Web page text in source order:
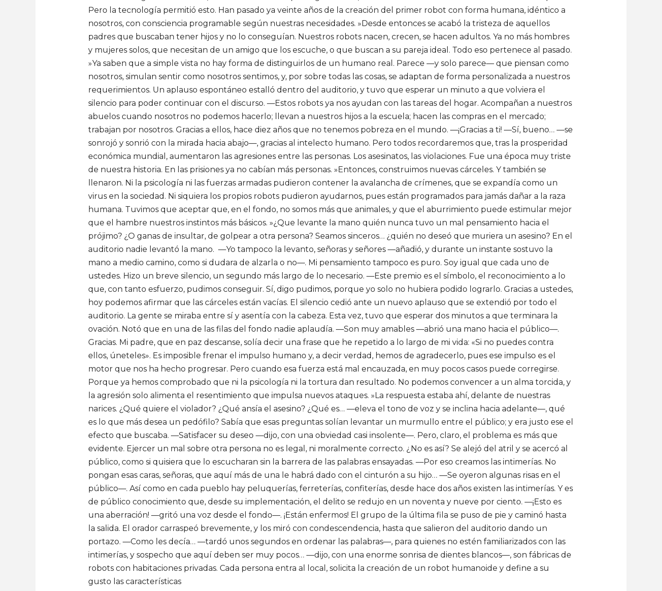
Pero la tecnología permitió esto. Han pasado ya veinte años de la creación del primer robot con forma humana, idéntico a
nosotros, con consciencia programable según nuestras necesidades. »Desde entonces se acabó la tristeza de aquellos
padres que buscaban tener hijos y no lo conseguían. Nuestros robots nacen, crecen, se hacen adultos. Ya no más hombres
y mujeres solos, que necesitan de un amigo que los escuche, o que buscan a su pareja ideal. Todo eso pertenece al pasado.
»Ya saben que a simple vista no hay forma de distinguirlos de un humano real. Parece —y solo parece— que piensan como
nosotros, simulan sentir como nosotros sentimos, y, por sobre todas las cosas, se adaptan de forma personalizada a nuestros
requerimientos. Un aplauso espontáneo estalló dentro del auditorio, y tuvo que esperar un minuto a que volviera el
silencio para poder continuar con el discurso. —Estos robots ya nos ayudan con las tareas del hogar. Acompañan a nuestros
abuelos cuando nosotros no podemos hacerlo; llevan a nuestros hijos a la escuela; hacen las compras en el mercado;
trabajan por nosotros. Gracias a ellos, hace diez años que no tenemos pobreza en el mundo. —¡Gracias a ti! —Sí, bueno… —se
sonrojó y sonrió con la mirada hacia abajo—, gracias al intelecto humano. Pero todos recordaremos que, tras la prosperidad
económica mundial, aumentaron las agresiones entre las personas. Los asesinatos, las violaciones. Fue una época muy triste
de nuestra historia. En las prisiones ya no cabían más personas. »Entonces, construimos nuevas cárceles. Y también se
llenaron. Ni la psicología ni las fuerzas armadas pudieron contener la avalancha de crímenes, que se expandía como un
virus en la sociedad. Ni siquiera los propios robots pudieron ayudarnos, pues están programados para jamás dañar a la raza
humana. Tuvimos que aceptar que, en el fondo, no somos más que animales, y que el aburrimiento puede estimular mejor
que el hambre nuestros instintos más básicos. »¿Que levante la mano quién nunca tuvo un mal pensamiento hacia el
prójimo? ¿O ganas de insultar, de golpear a otra persona? Seamos sinceros… ¿quién no deseó que muriera un asesino? En el
auditorio nadie levantó la mano. —Yo tampoco la levanto, señoras y señores —añadió, y durante un instante sostuvo la
mano a medio camino, como si dudara de alzarla o no—. Mi pensamiento tampoco es puro. Soy igual que cada uno de
ustedes. Hizo un breve silencio, un segundo más largo de lo necesario. —Este premio es el símbolo, el reconocimiento a lo
que, con tanto esfuerzo, pudimos conseguir. Sí, digo pudimos, porque yo solo no hubiera podido lograrlo. Gracias a ustedes,
hoy podemos afirmar que las cárceles están vacías. El silencio cedió ante un nuevo aplauso que se extendió por todo el
auditorio. La gente se miraba entre sí y asentía con la cabeza. Esta vez, tuvo que esperar dos minutos a que terminara la
ovación. Notó que en una de las filas del fondo nadie aplaudía. —Son muy amables —abrió una mano hacia el público—.
Gracias. Mi padre, que en paz descanse, solía decir una frase que he repetido a lo largo de mi vida: «Si no puedes contra
ellos, úneteles». Es imposible frenar el impulso humano y, a decir verdad, hemos de agradecerlo, pues ese impulso es el
motor que nos ha hecho progresar. Pero cuando esa fuerza está mal encauzada, en muy pocos casos puede corregirse.
Porque ya hemos comprobado que ni la psicología ni la tortura dan resultado. No podemos convencer a un alma torcida, y
la agresión solo alimenta el resentimiento que impulsa nuevos ataques. »La respuesta estaba ahí, delante de nuestras
narices. ¿Qué quiere el violador? ¿Qué ansía el asesino? ¿Qué es… —eleva el tono de voz y se inclina hacia adelante—, qué
es lo que más desea un pedófilo? Sabía que esas preguntas solían levantar un murmullo entre el público; y era justo ese el
efecto que buscaba. —Satisfacer su deseo —dijo, con una obviedad casi insolente—. Pero, claro, el problema es más que
evidente. Ejercer un mal sobre otra persona no es legal, ni moralmente correcto. ¿No es así? Se alejó del atril y se acercó al
público, como si quisiera que lo escucharan sin la barrera de las palabras ensayadas. —Por eso creamos las intimerías. No
pongan esas caras, señoras, que aquí más de una le habrá dado con el cinturón a su hijo… —Se oyeron algunas risas en el
público—. Así como en cada pueblo hay peluquerías, ferreterías, confiterías, desde hace dos años existen las intimerías. Y es
de público conocimiento que, desde su implementación, el delito se redujo en un noventa y nueve por ciento. —¡Esto es
una aberración! —gritó una voz desde el fondo—. ¡Están enfermos! El grupo de la última fila se puso de pie y caminó hasta
la salida. El orador carraspeó brevemente, y los miró con condescendencia, hasta que salieron del auditorio dando un
portazo. —Como les decía… —tardó unos segundos en ordenar las palabras—, para quienes no estén familiarizados con las
intimerías, y sospecho que aquí deben ser muy pocos… —dijo, con una enorme sonrisa de dientes blancos—, son fábricas de
robots con habitaciones privadas. Cada persona entra al local, solicita la creación de un robot humanoide y define a su
gusto las características